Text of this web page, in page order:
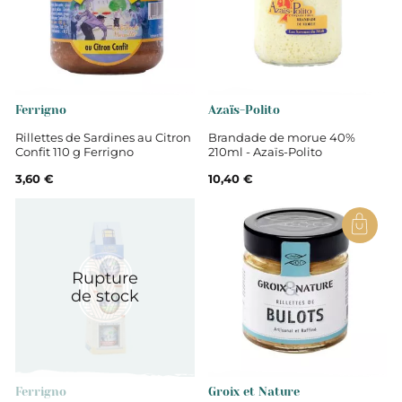
Vendée
Terrines et rillettes de la mer
Ferrigno
Rillettes de Sardines au Citron
Confit 110 g Ferrigno
3,60 €
Azaïs-Polito
Brandade de morue 40%
210ml - Azaïs-Polito
10,40 €
Rupture
de stock
Ferrigno Groix et Nature